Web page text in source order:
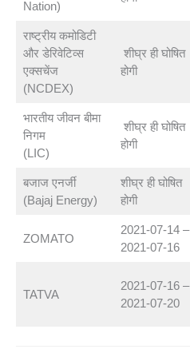
Nation)
राष्ट्रीय कमोडिटी
और डेरिवेटिव्स
एक्सचेंज
(NCDEX)
शीघ्र ही घोषित
होगी
भारतीय जीवन बीमा
निगम
(LIC)
शीघ्र ही घोषित
होगी
बजाज एनर्जी
(Bajaj Energy)
शीघ्र ही घोषित
होगी
ZOMATO
2021-07-14 –
2021-07-16
TATVA
2021-07-16 –
2021-07-20